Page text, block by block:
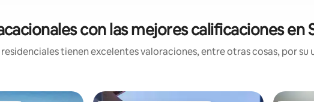
con las mejores calificaciones en
tienen excelentes valoraciones, entre otras cosas, por su